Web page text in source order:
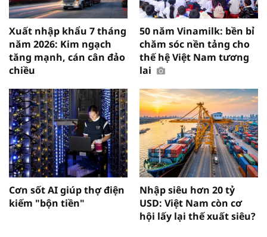
Xuất nhập khẩu 7 tháng
năm 2026: Kim ngạch
tăng mạnh, cán cân đảo
chiều
50 năm Vinamilk: bền bỉ
chăm sóc nền tảng cho
thế hệ Việt Nam tương
lai
Cơn sốt AI giúp thợ điện
kiếm "bộn tiền"
Nhập siêu hơn 20 tỷ
USD: Việt Nam còn cơ
hội lấy lại thế xuất siêu?